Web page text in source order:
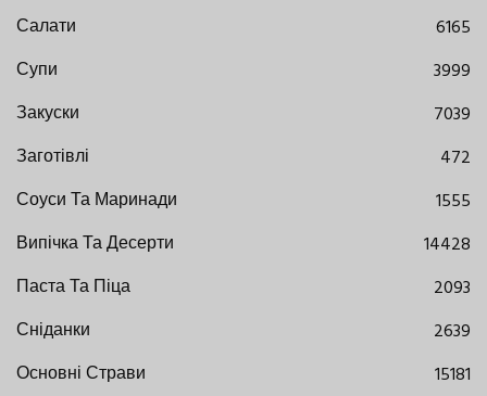
Салати
6165
Супи
3999
Закуски
7039
Заготівлі
472
Соуси Та Маринади
1555
Випічка Та Десерти
14428
Паста Та Піца
2093
Сніданки
2639
Основні Страви
15181